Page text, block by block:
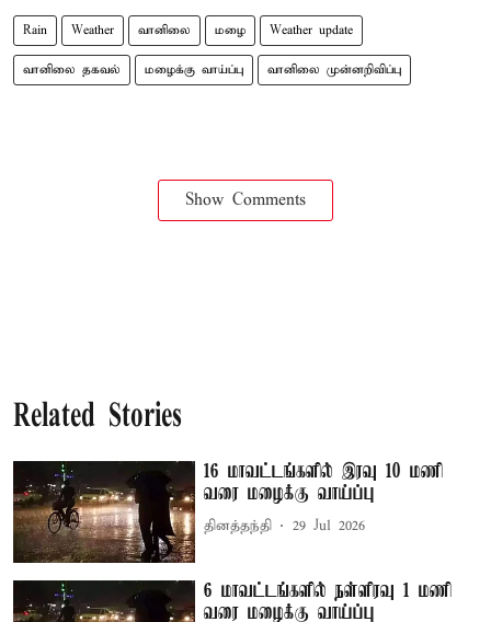
Rain Weather வானிலை மழை Weather update
வானிலை தகவல் மழைக்கு வாய்ப்பு வானிலை முன்னறிவிப்பு
Show Comments
Related Stories
16 மாவட்டங்களில் இரவு 10 மணி
வரை மழைக்கு வாய்ப்பு
தினத்தந்தி 29 Jul 2026
6 மாவட்டங்களில் நள்ளிரவு 1 மணி
வரை மழைக்கு வாய்ப்பு